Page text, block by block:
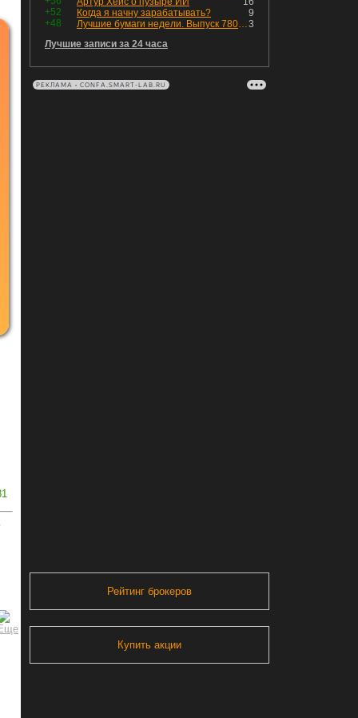
+52
9
Когда я начну зарабатывать?
+48
3
Лучшие бумаги недели. Выпуск 780 – обновления для пятницы
Лучшие записи за 24 часа
РЕКЛАМА • CONFA.SMART-LAB.RU
Рейтинг брокеров
Купить акции